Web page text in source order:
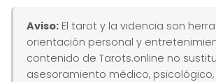
Aviso: El tarot y la videncia son
orientación personal y
contenido de Tarots.online no
asesoramiento médico, psicológico,